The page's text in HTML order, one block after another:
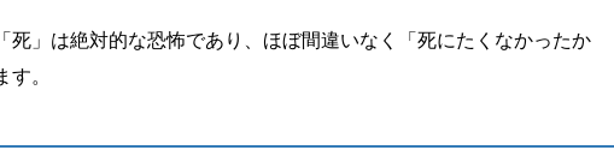
死」は絶対的な恐怖であり、ほぼ間違いなく「死にたくなかったか
。